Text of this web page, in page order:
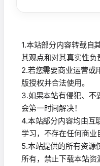
1.本站部分内容转载自
其观点和对其真实性负
2.若您需要商业运营或
版授权并合法使用。
3.如果本站有侵犯、不
会第一时间解决！
4.本站部分内容均由互
学习，不存在任何商业
5.本站提供的所有资源
所有，禁止下载本站